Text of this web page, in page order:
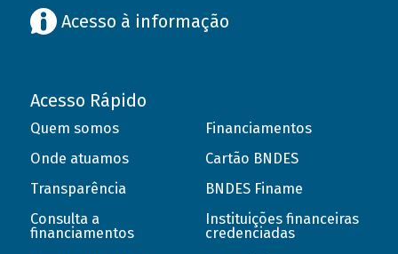
Acesso à informação
Acesso Rápido
Quem somos
Onde atuamos
Transparência
Consulta a
financiamentos
Financiamentos
Cartão BNDES
BNDES Finame
Instituições financeiras
credenciadas